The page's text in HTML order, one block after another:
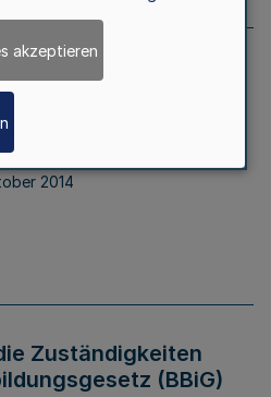
des Landes
(Hochschulgesetz -
2014
Zuständigkeiten
(BBiG)
akzeptieren